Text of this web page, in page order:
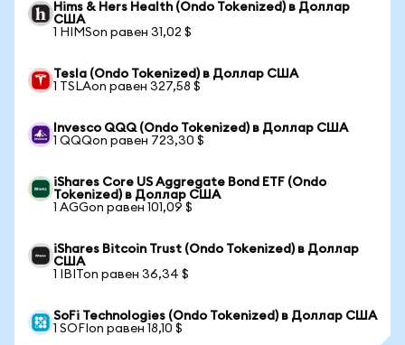
Hims & Hers Health (Ondo Tokenized) в Доллар
США
1 HIMSon равен 31,02 $
Tesla (Ondo Tokenized) в Доллар США
1 TSLAon равен 327,58 $
Invesco QQQ (Ondo Tokenized) в Доллар США
1 QQQon равен 723,30 $
iShares Core US Aggregate Bond ETF (Ondo
Tokenized) в Доллар США
1 AGGon равен 101,09 $
iShares Bitcoin Trust (Ondo Tokenized) в Доллар
США
1 IBITon равен 36,34 $
SoFi Technologies (Ondo Tokenized) в Доллар США
1 SOFIon равен 18,10 $